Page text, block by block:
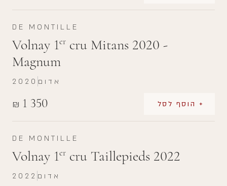
DE MONTILLE
Volnay 1er cru Mitans 2020 -
Magnum
₪ 1 350 + הוסף לסל
2020 אדום
DE MONTILLE
Volnay 1er cru Taillepieds 2022
2022 אדום